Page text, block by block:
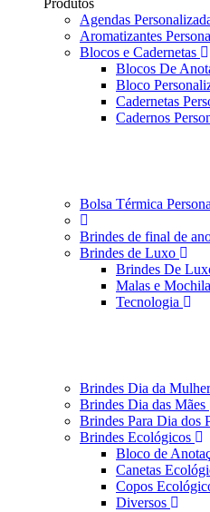
Produtos
Agendas
Aromatizantes
Blocos e Cadernetas
Blocos De
Bloco
Cadernetas
Cadernos
Bolsa Térmica
Brindes de final de
Brindes de Luxo
Brindes De
Malas e
Tecnologia
Brindes Dia da
Brindes Dia das Mães
Brindes Para Dia dos
Brindes Ecológicos
Bloco de
Canetas
Copos
Diversos